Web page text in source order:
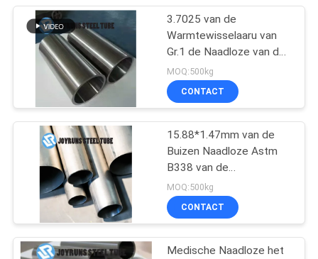
3.7025 van de
Warmtewisselaaru van
Gr.1 de Naadloze van de
de Buisdin17861 Hoge
Precisie Naadloze Buis
MOQ:500kg
CONTACT
15.88*1.47mm van de
Buizen Naadloze Astm
B338 van de
TitaniumWarmtewisselaar
Rang 2
MOQ:500kg
CONTACT
Medische Naadloze het